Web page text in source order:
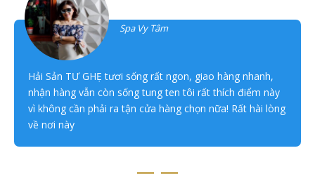
Spa Vy Tâm
Hải Sản TƯ GHẸ tươi sống rất ngon, giao hàng nhanh,
nhận hàng vẫn còn sống tung ten tôi rất thích điểm này
vì không cần phải ra tận cửa hàng chọn nữa! Rất hài lòng
về nơi này